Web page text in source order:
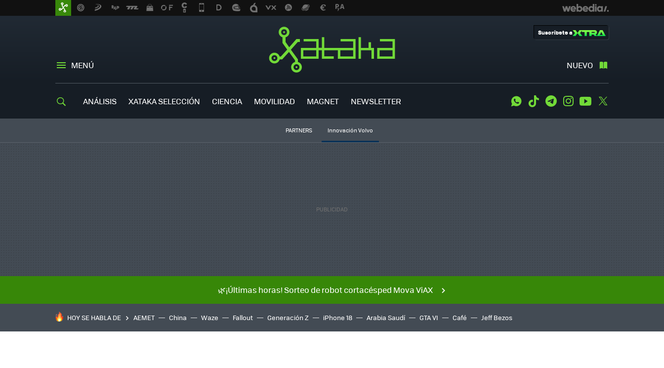
MENÚ NUEVO
Suscríbete a
ANÁLISIS XATAKA SELECCIÓN CIENCIA MOVILIDAD MAGNET NEWSLETTER WhatsApp
Tiktok TelegramInstagramYoutube
PARTNERS Innovación Volvo
🌿¡Últimas horas! Sorteo de robot cortacésped Mova ViAX
HOY SE HABLA DE AEMET China Waze Fallout Generación Z iPhone 18 Arabia Saudí GTA VI Café Jeff Bezos